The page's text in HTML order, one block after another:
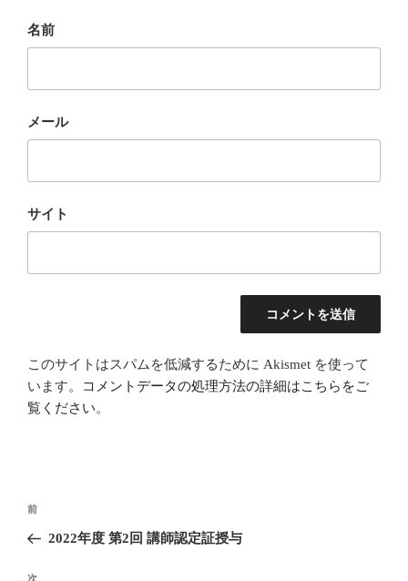
名前
メール
サイト
このサイトはスパムを低減するために Akismet を使って
います。
コメントデータの処理方法の詳細はこちらをご
覧ください。
投
ナ
ビ
前
の
稿
前
2022年度 第2回 講師認定証授与
次